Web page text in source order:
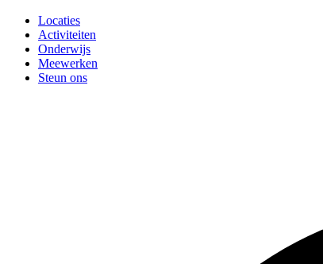
Locaties
Activiteiten
Onderwijs
Meewerken
Steun ons